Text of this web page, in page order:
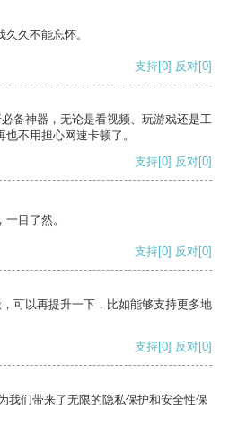
久不能忘怀。
支持[0] 反对[0]
备神器，无论是看视频、玩游戏还是工
不用担心网速卡顿了。
支持[0] 反对[0]
目了然。
支持[0] 反对[0]
可以再提升一下，比如能够支持更多地
支持[0] 反对[0]
我们带来了无限的隐私保护和安全性保